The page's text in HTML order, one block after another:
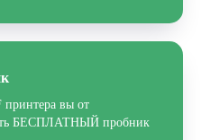
вы от
БЕСПЛАТНЫЙ пробник